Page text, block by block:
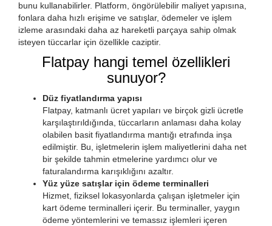
bunu kullanabilirler. Platform, öngörülebilir maliyet yapısına,
fonlara daha hızlı erişime ve satışlar, ödemeler ve işlem
izleme arasındaki daha az hareketli parçaya sahip olmak
isteyen tüccarlar için özellikle caziptir.
Flatpay hangi temel özellikleri
sunuyor?
Düz fiyatlandırma yapısı
Flatpay, katmanlı ücret yapıları ve birçok gizli ücretle
karşılaştırıldığında, tüccarların anlaması daha kolay
olabilen basit fiyatlandırma mantığı etrafında inşa
edilmiştir. Bu, işletmelerin işlem maliyetlerini daha net
bir şekilde tahmin etmelerine yardımcı olur ve
faturalandırma karışıklığını azaltır.
Yüz yüze satışlar için ödeme terminalleri
Hizmet, fiziksel lokasyonlarda çalışan işletmeler için
kart ödeme terminalleri içerir. Bu terminaller, yaygın
ödeme yöntemlerini ve temassız işlemleri içeren